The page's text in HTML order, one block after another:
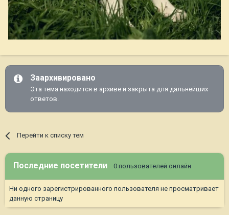
Заархивировано
Эта тема находится в архиве и закрыта для дальнейших
ответов.
Перейти к списку тем
Последние посетители 0 пользователей онлайн
Ни одного зарегистрированного пользователя не просматривает
данную страницу